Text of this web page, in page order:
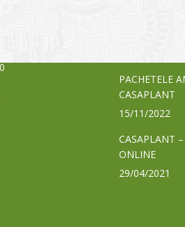
PACHETELE
CASAPLANT
15/11/2022
CASAPLANT
ONLINE
29/04/2021